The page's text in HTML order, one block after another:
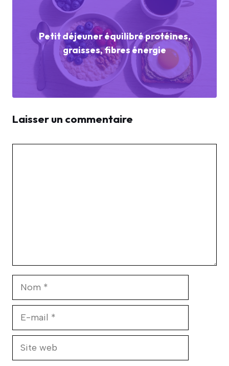
Petit déjeuner équilibré protéines,
graisses, fibres énergie
Laisser un commentaire